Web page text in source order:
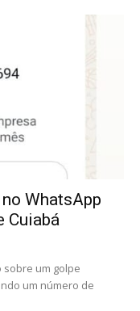
WhatsApp
Cuiabá
um golpe
um número de